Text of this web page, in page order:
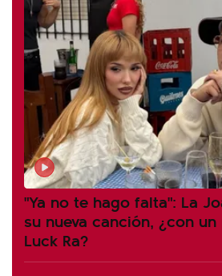
"Ya no te hago falta": La
su nueva canción, ¿con
Luck Ra?